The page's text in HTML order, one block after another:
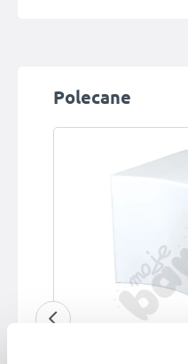
Pomiń galerię produktów
Polecane